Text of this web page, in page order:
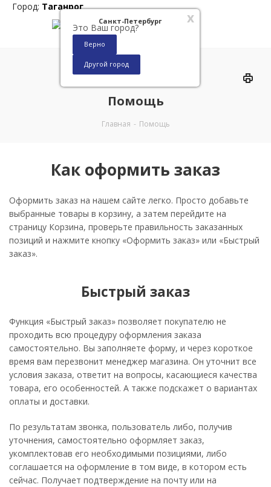
x
Санкт-Петербург
Это Ваш город?
Верно
Другой город
Город: Таганрог
Помощь
Главная - Помощь
Как оформить заказ
Оформить заказ на нашем сайте легко. Просто добавьте
выбранные товары в корзину, а затем перейдите на
страницу Корзина, проверьте правильность заказанных
позиций и нажмите кнопку «Оформить заказ» или «Быстрый
заказ».
Быстрый заказ
Функция «Быстрый заказ» позволяет покупателю не
проходить всю процедуру оформления заказа
самостоятельно. Вы заполняете форму, и через короткое
время вам перезвонит менеджер магазина. Он уточнит все
условия заказа, ответит на вопросы, касающиеся качества
товара, его особенностей. А также подскажет о вариантах
оплаты и доставки.
По результатам звонка, пользователь либо, получив
уточнения, самостоятельно оформляет заказ,
укомплектовав его необходимыми позициями, либо
соглашается на оформление в том виде, в котором есть
сейчас. Получает подтверждение на почту или на